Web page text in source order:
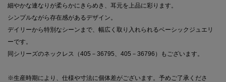
細やかな連なりが柔らかにきらめき、耳元を上品に彩ります。
シンプルながら存在感があるデザイン。
デイリーから特別なシーンまで、幅広く取り入れられるベーシックジュエリ
ーです。
同シリーズのネックレス（405－36795、405－36796）もございます。
※生産時期により、仕様や寸法に個体差がございます。予めご了承くださ